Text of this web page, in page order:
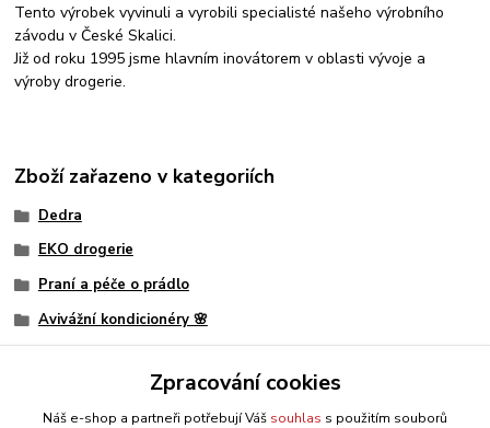
Tento výrobek vyvinuli a vyrobili specialisté našeho výrobního
závodu v České Skalici.
Již od roku 1995 jsme hlavním inovátorem v oblasti vývoje a
výroby drogerie.
Zboží zařazeno v kategoriích
Dedra
EKO drogerie
Praní a péče o prádlo
Avivážní kondicionéry 🌸
Zpracování cookies
Náš e-shop a partneři potřebují Váš souhlas s použitím souborů